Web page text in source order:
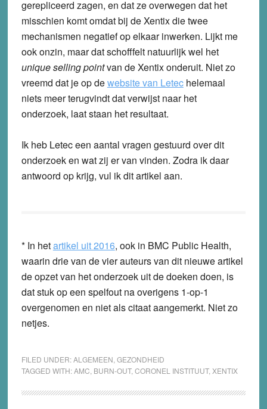
gerepliceerd zagen, en dat ze overwegen dat het
misschien komt omdat bij de Xentix die twee
mechanismen negatief op elkaar inwerken. Lijkt me
ook onzin, maar dat schofffelt natuurlijk wel het
unique selling pointvan de Xentix onderuit. Niet zo
vreemd dat je op dewebsite van Letechelemaal
niets meer terugvindt dat verwijst naar het
onderzoek, laat staan het resultaat.
Ik heb Letec een aantal vragen gestuurd over dit
onderzoek en wat zij er van vinden. Zodra ik daar
antwoord op krijg, vul ik dit artikel aan.
* In hetartikel uit 2016, ook in BMC Public Health,
waarin drie van de vier auteurs van dit nieuwe artikel
de opzet van het onderzoek uit de doeken doen, is
dat stuk op een spelfout na overigens 1-op-1
overgenomen en niet als citaat aangemerkt. Niet zo
netjes.
FILED UNDER:ALGEMEEN GEZONDHEID
TAGGED WITH:AMC BURN-OUT, CORONEL INSTITUUT, XENTIX